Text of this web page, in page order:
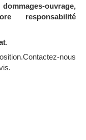
ouvrage,
responsabilité
.
nous